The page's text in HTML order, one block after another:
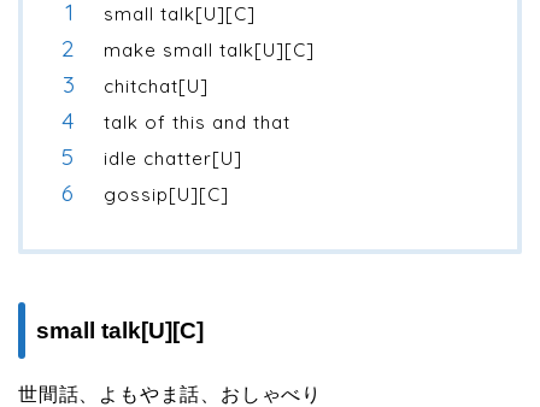
small talk[U][C]
make small talk[U][C]
chitchat[U]
talk of this and that
idle chatter[U]
gossip[U][C]
small talk[U][C]
世間話、よもやま話、おしゃべり